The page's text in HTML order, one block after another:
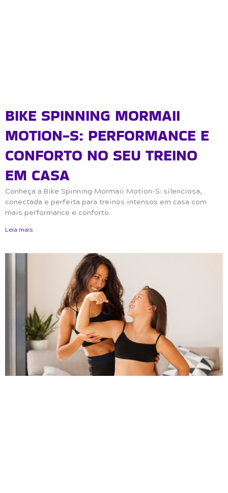
BIKE SPINNING MORMAII
MOTION-S: PERFORMANCE E
CONFORTO NO SEU TREINO
EM CASA
Conheça a Bike Spinning Mormaii Motion-S: silenciosa,
conectada e perfeita para treinos intensos em casa com
mais performance e conforto.
Leia mais